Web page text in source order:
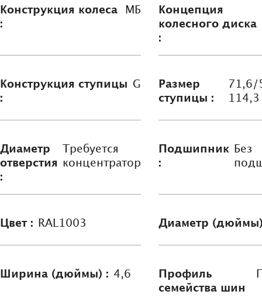
Конструкция колеса
:
МБ
Концепция
колесного диска
:
Конструкция ступицы
:
G
Размер
ступицы :
71,6/
114,3
Диаметр
отверстия
:
Требуется
концентратор
Подшипник
:
Без
Цвет : RAL1003 Диаметр
Ширина (дюймы) : 4,6
Профиль
семейства шин